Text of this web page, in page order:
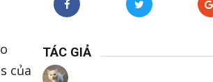
của
TÁC GIẢ